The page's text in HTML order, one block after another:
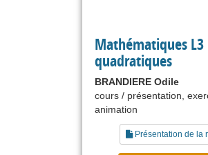
Mathématiques L3
quadratiques
BRANDIERE Odile
cours / présentation,
animation
Présentation de la